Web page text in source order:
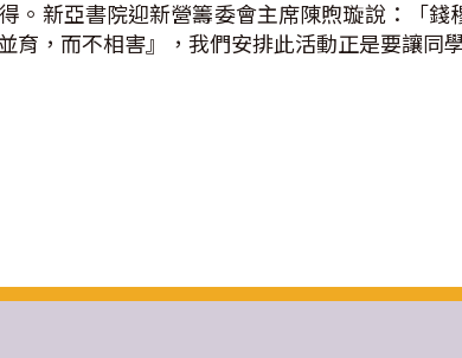
。新亞書院迎新營籌委會主席陳煦璇說：「
育，而不相害』，我們安排此活動正是要讓同